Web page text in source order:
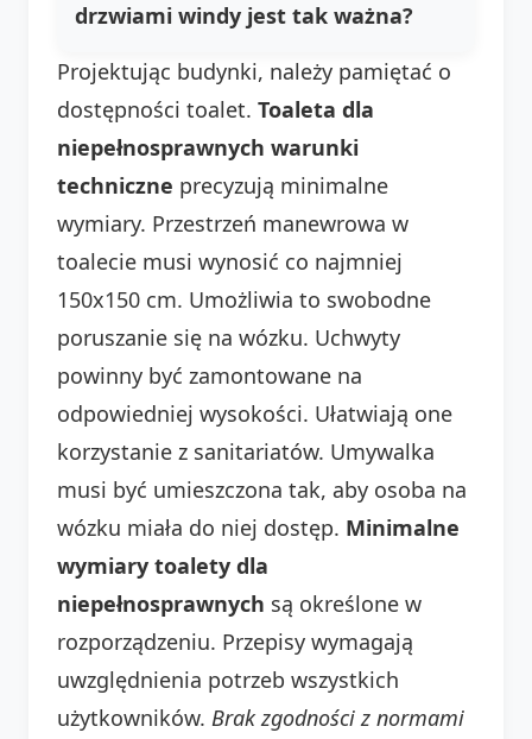
drzwiami windy jest tak ważna?
Projektując budynki, należy pamiętać o
dostępności toalet. Toaleta dla
niepełnosprawnych warunki
techniczne precyzują minimalne
wymiary. Przestrzeń manewrowa w
toalecie musi wynosić co najmniej
150x150 cm. Umożliwia to swobodne
poruszanie się na wózku. Uchwyty
powinny być zamontowane na
odpowiedniej wysokości. Ułatwiają one
korzystanie z sanitariatów. Umywalka
musi być umieszczona tak, aby osoba na
wózku miała do niej dostęp. Minimalne
wymiary toalety dla
niepełnosprawnych są określone w
rozporządzeniu. Przepisy wymagają
uwzględnienia potrzeb wszystkich
użytkowników. Brak zgodności z normami